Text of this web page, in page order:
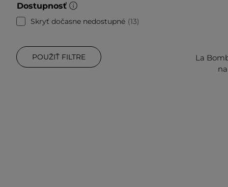
Dostupnosť
Skryť dočasne nedostupné 13
POUŽIŤ FILTRE
La